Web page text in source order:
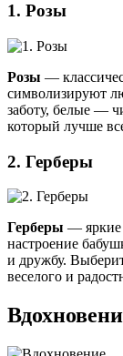
1. Розы
Розы —
символизируют
заботу, белые —
который лучше
2. Герберы
Герберы — яркие
настроение
и дружбу.
веселого и